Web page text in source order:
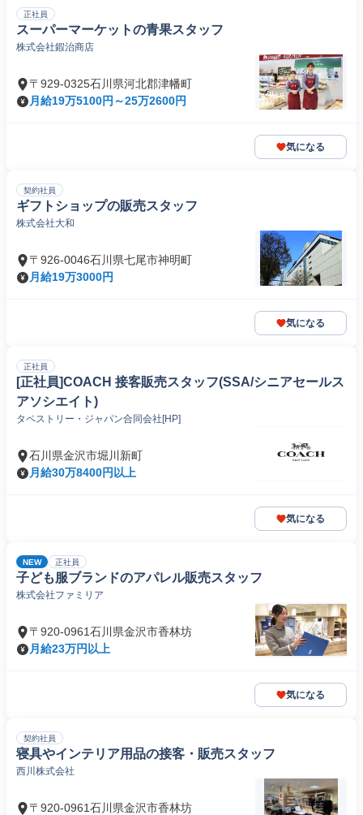
正社員
スーパーマーケットの青果スタッフ
株式会社鍜治商店
〒929-0325石川県河北郡津幡町
月給19万5100円～25万2600円
気になる
契約社員
ギフトショップの販売スタッフ
株式会社大和
〒926-0046石川県七尾市神明町
月給19万3000円
気になる
正社員
[正社員]COACH 接客販売スタッフ(SSA/シニアセールス
アソシエイト)
タペストリー・ジャパン合同会社[HP]
石川県金沢市堀川新町
月給30万8400円以上
気になる
NEW 正社員
子ども服ブランドのアパレル販売スタッフ
株式会社ファミリア
〒920-0961石川県金沢市香林坊
月給23万円以上
気になる
契約社員
寝具やインテリア用品の接客・販売スタッフ
西川株式会社
〒920-0961石川県金沢市香林坊